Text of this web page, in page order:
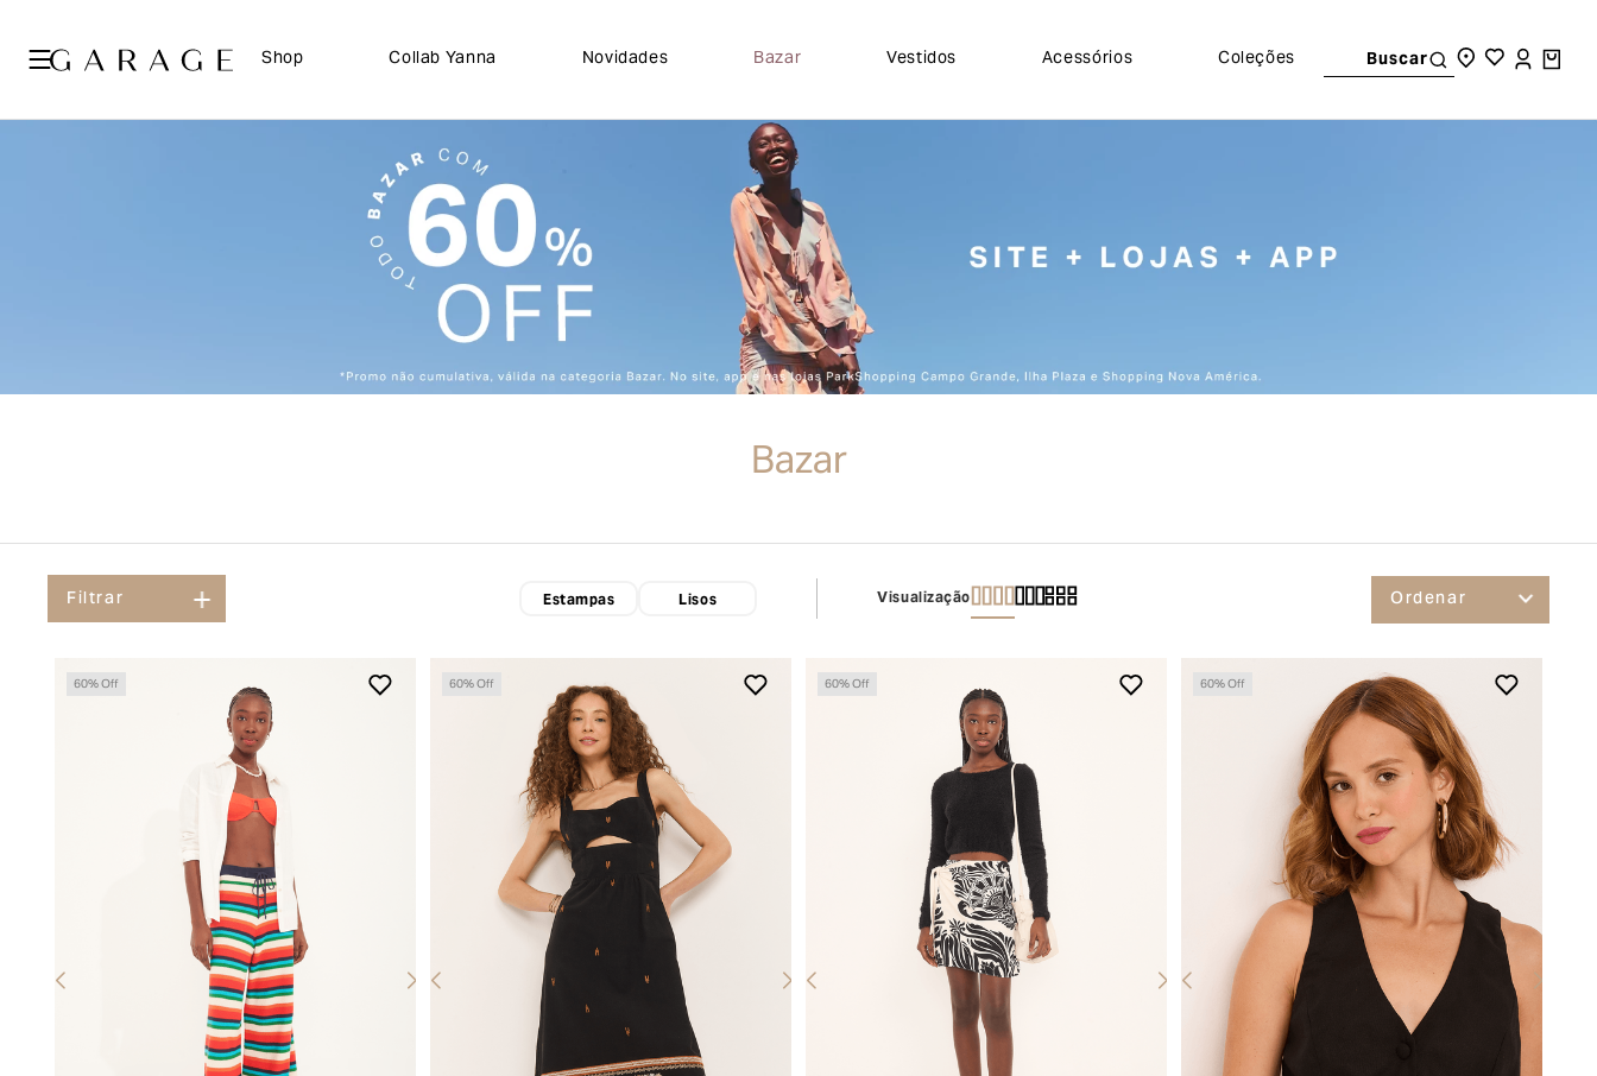
Shop Collab Yanna Novidades Bazar Vestidos Acessórios Coleções Buscar
Bazar
Filtrar Estampas Lisos Visualização
60% Off 60% Off 60% Off 60% Off